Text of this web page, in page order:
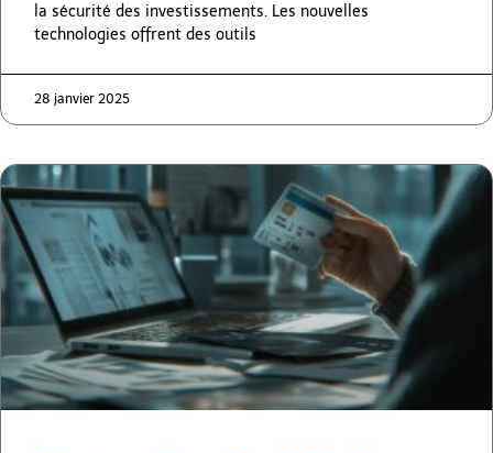
la sécurité des investissements. Les nouvelles
technologies offrent des outils
28 janvier 2025